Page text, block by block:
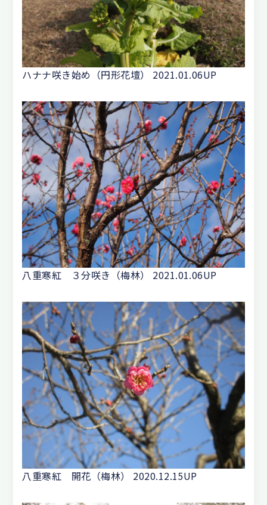
ハナナ咲き始め（円形花壇） 2021.01.06UP
八重寒紅 ３分咲き（梅林） 2021.01.06UP
八重寒紅 開花（梅林） 2020.12.15UP